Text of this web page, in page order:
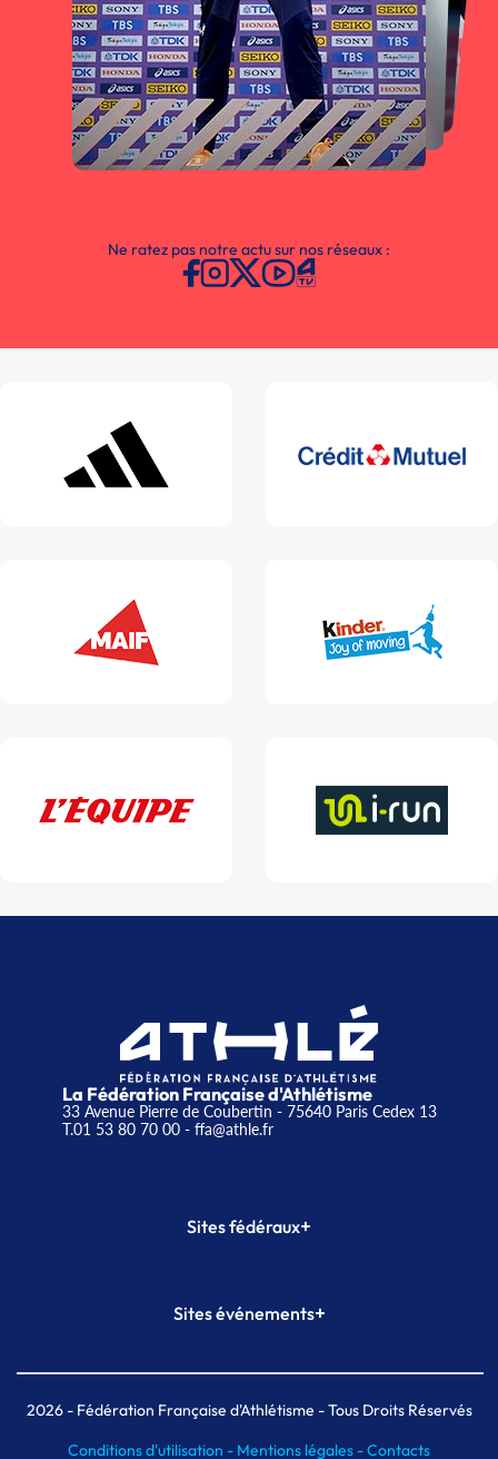
Ne ratez pas notre actu sur nos réseaux :
La Fédération Française d'Athlétisme
33 Avenue Pierre de Coubertin - 75640 Paris Cedex 13
T.01 53 80 70 00- ffa@athle.fr
Sites fédéraux+
Plateforme Formation
Sites événements+
Meeting de Paris indoor
MAIF Ekiden de Paris
2026- Fédération Française d'Athlétisme - Tous Droits Réservés
Conditions d'utilisation - Mentions légales -Contacts